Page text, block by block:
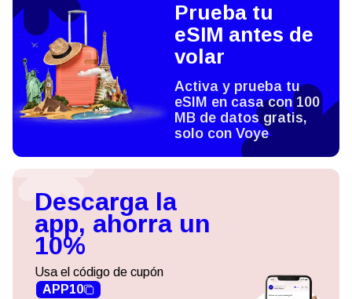
Prueba tu
eSIM antes de
volar
Activa y prueba tu
eSIM en casa con 100
MB de datos gratis,
solo con Voye
Descarga la
app, ahorra un
10%
Usa el código de cupón
APP10